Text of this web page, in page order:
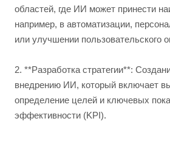
областей, где ИИ может принести
например, в автоматизации,
или улучшении пользовательского
2. **Разработка стратегии**:
внедрению ИИ, который включает
определение целей и ключевых
эффективности (KPI).